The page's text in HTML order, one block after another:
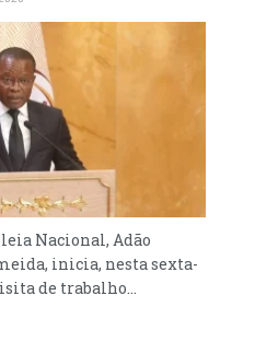
Nacional, Adão
inicia, nesta sexta-
de trabalho...